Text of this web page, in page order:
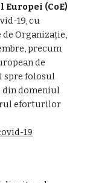
19, cu
Organizație,
precum
de
spre folosul
domeniul
eforturilor
19